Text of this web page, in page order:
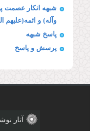
شبهه انكار عصمت
وآله) و ائمه(علیهم
پاسخ شبهه
پرسش و پاسخ
آثار